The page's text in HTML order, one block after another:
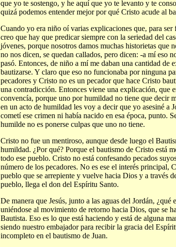
que yo te sostengo, y he aquí que yo te levanto y te
quizá podemos entender mejor por qué Cristo acude al
Cuando yo era niño oí varias explicaciones que, para
creo que hay que predicar siempre con la seriedad del
jóvenes, porque nosotros damos muchas historietas que
no nos dicen, se quedan callados, pero dicen: -a mí eso
pasó. Entonces, de niño a mí me daban una cantidad de
bautizarse. Y claro que eso no funcionaba por ninguna
pecadores y Cristo no es un pecador que hace Cristo
una contradicción. Entonces viene una explicación, que
convencía, porque uno por humildad no tiene que decir
en un acto de humildad les voy a decir que yo asesiné a
cometí ese crimen ni había nacido en esa época, punto.
humilde no es ponerse culpas que uno no tiene.
Cristo no fue un mentiroso, aunque desde luego el
humildad. ¿Por qué? Porque el bautismo de Cristo está
todo ese pueblo. Cristo no está confesando pecados
número de los pecadores. No es ese el interés principal,
pueblo que se arrepiente y vuelve hacia Dios y a través
pueblo, llega el don del Espíritu Santo.
De manera que Jesús, junto a las aguas del Jordán, ¿qué
uniéndose al movimiento de retorno hacia Dios, que se
Bautista. Eso es lo que está haciendo y está de alguna
siendo nuestro embajador para recibir la gracia del
incompleto en el bautismo de Juan.